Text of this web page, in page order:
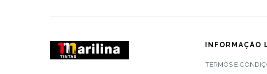
INFORMAÇÃO
TERMOS E